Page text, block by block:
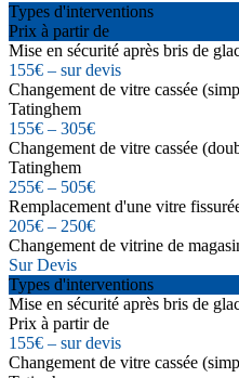
Types d'interventions
Prix à partir de
Mise en sécurité après bris de
155€ – sur devis
Changement de vitre cassée
Tatinghem
155€ – 305€
Changement de vitre cassée
Tatinghem
255€ – 505€
Remplacement d'une vitre
205€ – 250€
Changement de vitrine de
Sur Devis
Types d'interventions
Mise en sécurité après bris de
Prix à partir de
155€ – sur devis
Changement de vitre cassée